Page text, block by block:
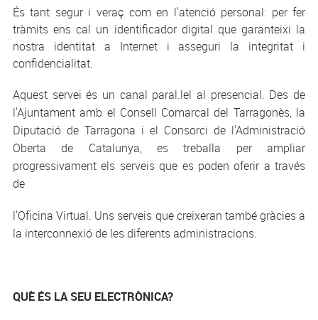
És tant segur i veraç com en l'atenció personal: per fer
tràmits ens cal un identificador digital que garanteixi la
nostra identitat a Internet i asseguri la integritat i
confidencialitat.
Aquest servei és un canal paral.lel al presencial. Des de
l'Ajuntament amb el Consell Comarcal del Tarragonès, la
Diputació de Tarragona i el Consorci de l'Administració
Oberta de Catalunya, es treballa per ampliar
progressivament els serveis que es poden oferir a través
de
l'Oficina Virtual. Uns serveis que creixeran també gràcies a
la interconnexió de les diferents administracions.
QUÈ ÉS LA SEU ELECTRÒNICA?